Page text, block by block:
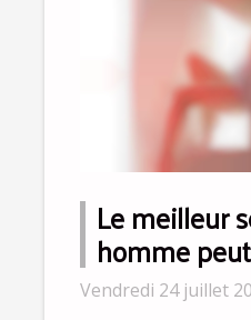
Le meilleur
homme
la virilité
Vendredi 24 juillet